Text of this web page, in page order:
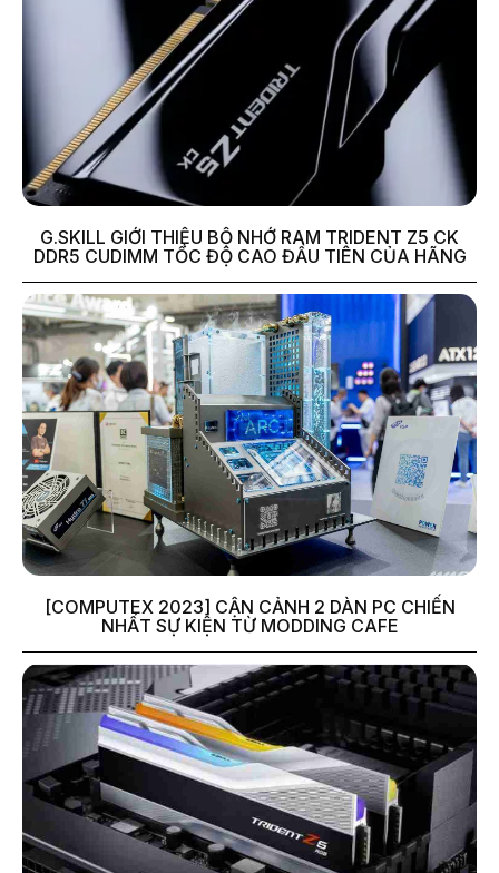
G.SKILL GIỚI THIỆU BỘ NHỚ RAM TRIDENT Z5 CK
DDR5 CUDIMM TỐC ĐỘ CAO ĐẦU TIÊN CỦA HÃNG
[COMPUTEX 2023] CẬN CẢNH 2 DÀN PC CHIẾN
NHẤT SỰ KIỆN TỪ MODDING CAFE